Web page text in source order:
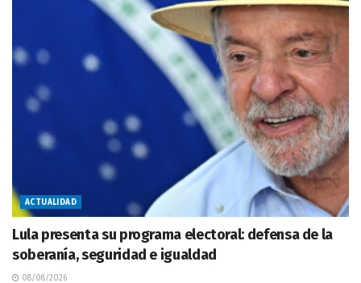
ACTUALIDAD
Lula presenta su programa electoral: defensa de la
soberanía, seguridad e igualdad
08/08/2026